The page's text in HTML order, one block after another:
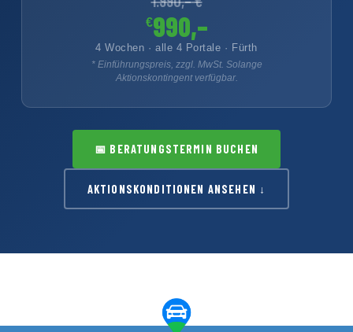
€990,–
4 Wochen · alle 4 Portale · Fürth
* Einführungspreis, zzgl. MwSt. Solange
Aktionskontingent verfügbar.
📅 BERATUNGSTERMIN BUCHEN
AKTIONSKONDITIONEN ANSEHEN ↓